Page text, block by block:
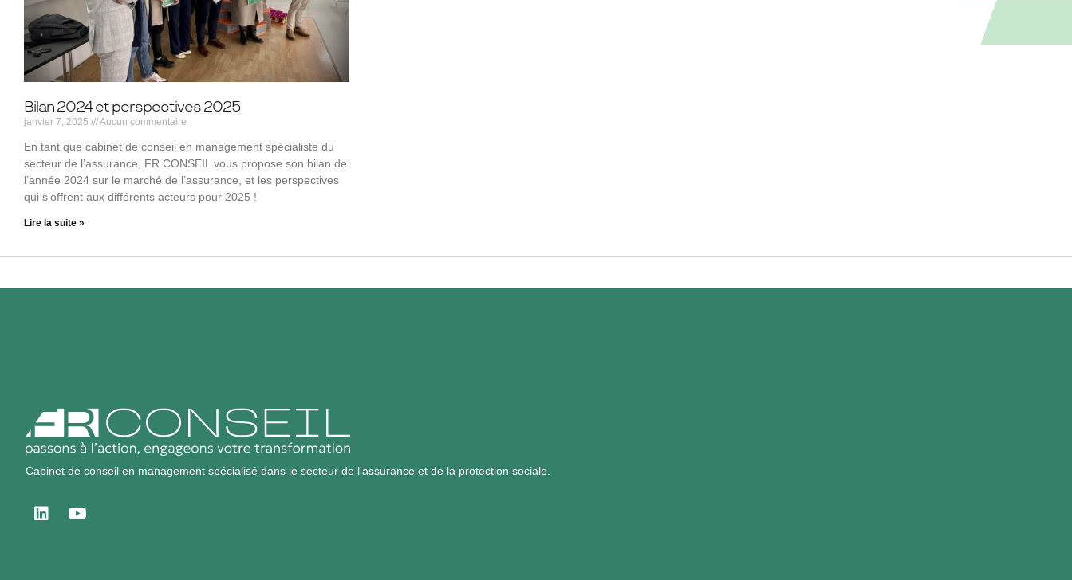
Bilan 2024 et perspectives 2025
janvier 7, 2025 Aucun commentaire
En tant que cabinet de conseil en management spécialiste du
secteur de l’assurance, FR CONSEIL vous propose son bilan de
l’année 2024 sur le marché de l’assurance, et les perspectives
qui s’offrent aux différents acteurs pour 2025 !
Lire la suite »
Cabinet de conseil en management spécialisé dans le secteur de l’assurance et de la protection sociale.